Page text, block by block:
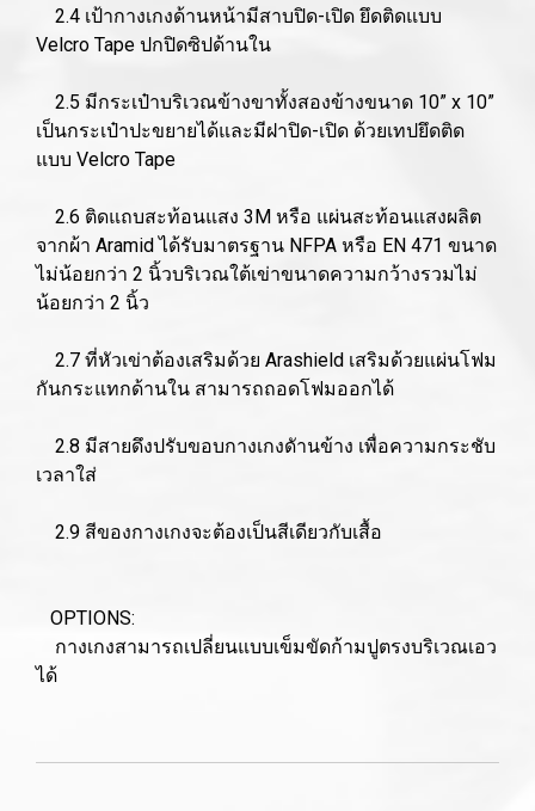
2.4 เป้ากางเกงด้านหน้ามีสาบปิด-เปิด ยึดติดแบบ
Velcro Tape ปกปิดซิปด้านใน
2.5 มีกระเป๋าบริเวณข้างขาทั้งสองข้างขนาด 10” x 10”
เป็นกระเป๋าปะขยายได้และมีฝาปิด-เปิด ด้วยเทปยึดติด
แบบ Velcro Tape
2.6 ติดแถบสะท้อนแสง 3M หรือ แผ่นสะท้อนแสงผลิต
จากผ้า Aramid ได้รับมาตรฐาน NFPA หรือ EN 471 ขนาด
ไม่น้อยกว่า 2 นิ้วบริเวณใต้เข่าขนาดความกว้างรวมไม่
น้อยกว่า 2 นิ้ว
2.7 ที่หัวเข่าต้องเสริมด้วย Arashield เสริมด้วยแผ่นโฟม
กันกระแทกด้านใน สามารถถอดโฟมออกได้
2.8 มีสายดึงปรับขอบกางเกงดัานข้าง เพื่อความกระชับ
เวลาใส่
2.9 สีของกางเกงจะต้องเป็นสีเดียวกับเสื้อ
OPTIONS:
กางเกงสามารถเปลี่ยนแบบเข็มขัดก้ามปูตรงบริเวณเอว
ได้